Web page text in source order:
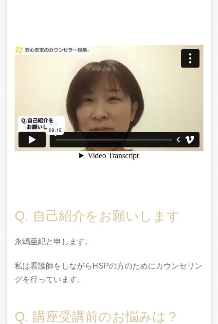
Q. 自己紹介をお願いします
永嶋亜紀と申します。
私は看護師をしながらHSPの方のためにカウンセリン
グを行っています。
Q. 講座受講前のお悩みは？